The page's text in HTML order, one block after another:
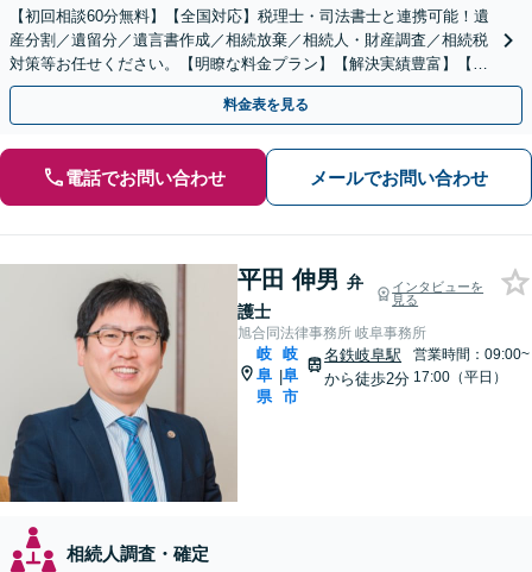
【初回相談60分無料】【全国対応】税理士・司法書士と連携可能！遺
産分割／遺留分／遺言書作成／相続放棄／相続人・財産調査／相続税
対策等お任せください。【明瞭な料金プラン】【解決実績豊富】【電
話相談可】
料金表を見る
電話でお問い合わせ メールでお問い合わせ
平田 伸男 弁
護士
インタビューを
見る
旭合同法律事務所 岐阜事務所
岐
阜
県
|
岐
阜
市
名鉄岐阜駅
から徒歩2分
営業時間：09:00~
17:00（平日）
相続人調査・確定